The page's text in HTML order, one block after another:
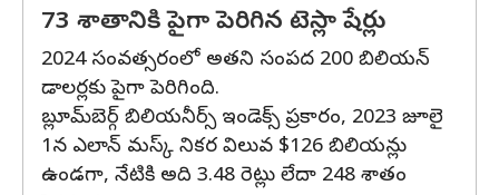
73 శాతానికి పైగా పెరిగిన టెస్లా షేర్లు
2024 సంవత్సరంలో అతని సంపద 200 బిలియన్
డాలర్లకు పైగా పెరిగింది.
బ్లూమ్‌బెర్గ్ బిలియనీర్స్ ఇండెక్స్ ప్రకారం, 2023 జూలై
1న ఎలాన్ మస్క్ నికర విలువ $126 బిలియన్లు
ఉండగా, నేటికి అది 3.48 రెట్లు లేదా 248 శాతం